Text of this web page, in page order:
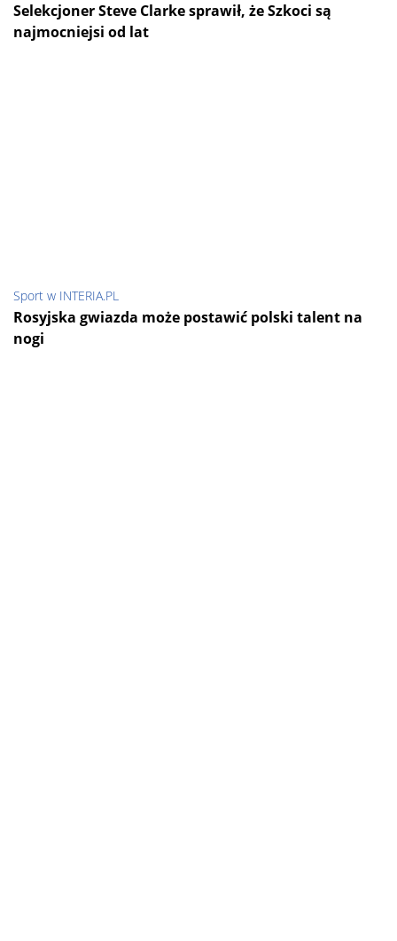
Selekcjoner Steve Clarke sprawił, że Szkoci są
najmocniejsi od lat
Sport w INTERIA.PL
Rosyjska gwiazda może postawić polski talent na
nogi